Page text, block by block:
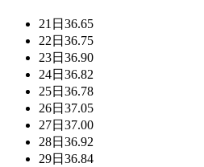
21日 36.65
22日 36.75
23日 36.90
24日 36.82
25日 36.78
26日 37.05
27日 37.00
28日 36.92
29日 36.84